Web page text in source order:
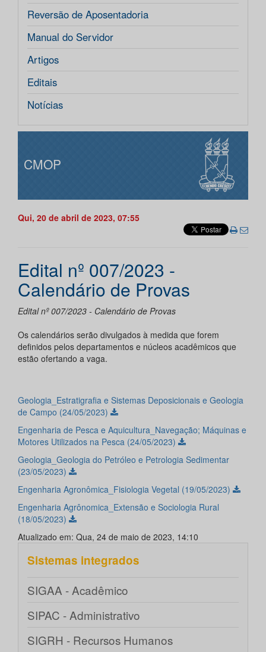
Reversão de Aposentadoria
Manual do Servidor
Artigos
Editais
Notícias
CMOP
Qui, 20 de abril de 2023, 07:55
Edital nº 007/2023 -
Calendário de Provas
Edital nº 007/2023 - Calendário de Provas
Os calendários serão divulgados à medida que forem
definidos pelos departamentos e núcleos acadêmicos que
estão ofertando a vaga.
Geologia_Estratigrafia e Sistemas Deposicionais e Geologia
de Campo (24/05/2023)
Engenharia de Pesca e Aquicultura_Navegação; Máquinas e
Motores Utilizados na Pesca (24/05/2023)
Geologia_Geologia do Petróleo e Petrologia Sedimentar
(23/05/2023)
Engenharia Agronômica_Fisiologia Vegetal (19/05/2023)
Engenharia Agrônomica_Extensão e Sociologia Rural
(18/05/2023)
Atualizado em: Qua, 24 de maio de 2023, 14:10
Sistemas integrados
SIGAA - Acadêmico
SIPAC - Administrativo
SIGRH - Recursos Humanos